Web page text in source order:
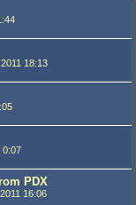
18:13
0:07
PDX
16:06